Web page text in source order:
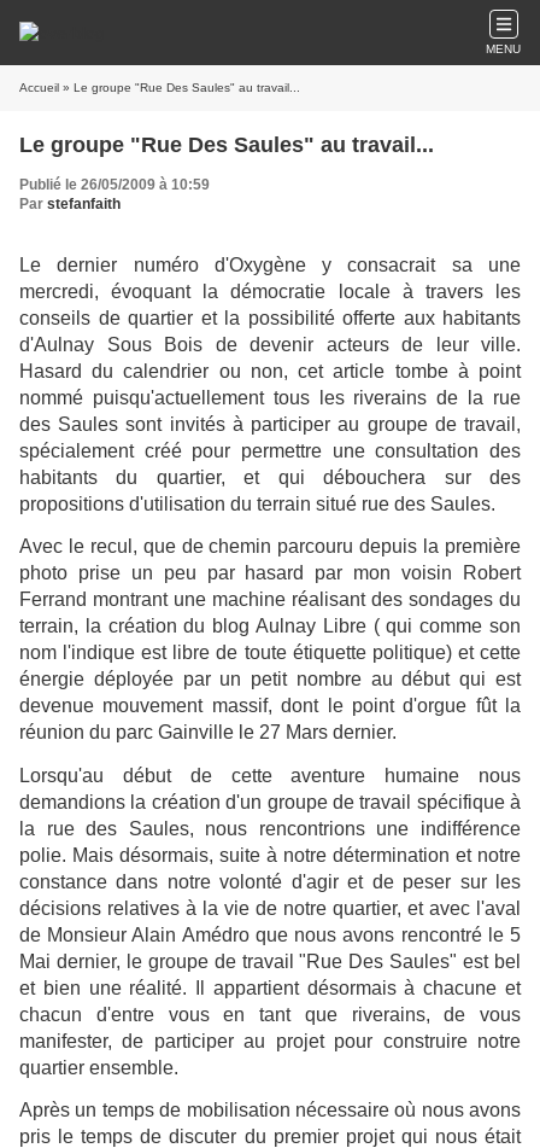
MENU
Accueil » Le groupe "Rue Des Saules" au travail...
Le groupe "Rue Des Saules" au travail...
Publié le 26/05/2009 à 10:59
Par stefanfaith
Le dernier numéro d'Oxygène y consacrait sa une
mercredi, évoquant la démocratie locale à travers les
conseils de quartier et la possibilité offerte aux habitants
d'Aulnay Sous Bois de devenir acteurs de leur ville.
Hasard du calendrier ou non, cet article tombe à point
nommé puisqu'actuellement tous les riverains de la rue
des Saules sont invités à participer au groupe de travail,
spécialement créé pour permettre une consultation des
habitants du quartier, et qui débouchera sur des
propositions d'utilisation du terrain situé rue des Saules.
Avec le recul, que de chemin parcouru depuis la première
photo prise un peu par hasard par mon voisin Robert
Ferrand montrant une machine réalisant des sondages du
terrain, la création du blog Aulnay Libre ( qui comme son
nom l'indique est libre de toute étiquette politique) et cette
énergie déployée par un petit nombre au début qui est
devenue mouvement massif, dont le point d'orgue fût la
réunion du parc Gainville le 27 Mars dernier.
Lorsqu'au début de cette aventure humaine nous
demandions la création d'un groupe de travail spécifique à
la rue des Saules, nous rencontrions une indifférence
polie. Mais désormais, suite à notre détermination et notre
constance dans notre volonté d'agir et de peser sur les
décisions relatives à la vie de notre quartier, et avec l'aval
de Monsieur Alain Amédro que nous avons rencontré le 5
Mai dernier, le groupe de travail "Rue Des Saules" est bel
et bien une réalité. Il appartient désormais à chacune et
chacun d'entre vous en tant que riverains, de vous
manifester, de participer au projet pour construire notre
quartier ensemble.
Après un temps de mobilisation nécessaire où nous avons
pris le temps de discuter du premier projet qui nous était